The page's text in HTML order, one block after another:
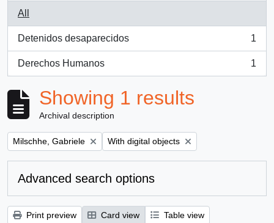
All
Detenidos desaparecidos
, 1 results
1
Derechos Humanos
, 1 results
1
Showing 1 results
Archival description
Remove filter:
Milschhe, Gabriele Remove filter:
With digital objects
Advanced search options
Print preview Card view
Table view